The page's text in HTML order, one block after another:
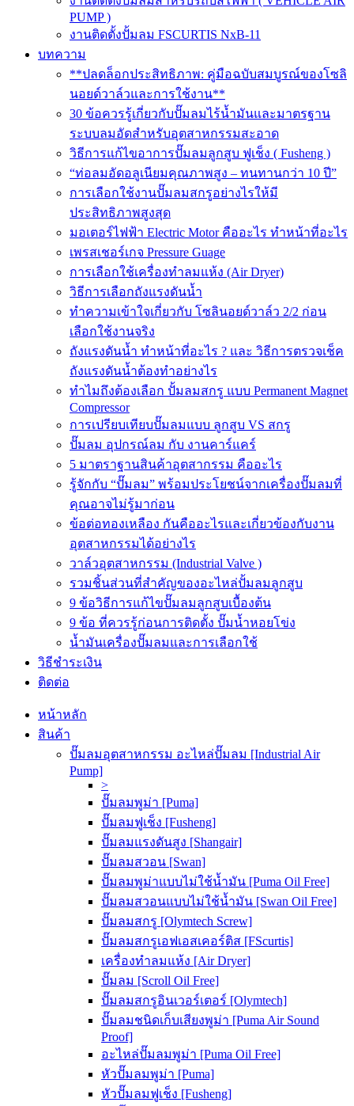
PUMP )
งานติดตั้งปั้มลม FSCURTIS NxB-11
บทความ
**ปลดล็อกประสิทธิภาพ: คู่มือฉบับสมบูรณ์ของโซลิ
นอยด์วาล์วและการใช้งาน**
30 ข้อควรรู้เกี่ยวกับปั๊มลมไร้น้ำมันและมาตรฐาน
ระบบลมอัดสำหรับอุตสาหกรรมสะอาด
วิธีการแก้ไขอาการปั๊มลมลูกสูบ ฟูเช็ง ( Fusheng )
“ท่อลมอัดอลูเนียมคุณภาพสูง – ทนทานกว่า 10 ปี”
การเลือกใช้งานปั๊มลมสกรูอย่างไรให้มี
ประสิทธิภาพสูงสุด
มอเตอร์ไฟฟ้า Electric Motor คืออะไร ทำหน้าที่อะไร
เพรสเชอร์เกจ Pressure Guage
การเลือกใช้เครื่องทำลมแห้ง (Air Dryer)
วิธีการเลือกถังแรงดันน้ำ
ทำความเข้าใจเกี่ยวกับ โซลินอยด์วาล์ว 2/2 ก่อน
เลือกใช้งานจริง
ถังแรงดันน้ำ ทำหน้าที่อะไร ? และ วิธีการตรวจเช็ค
ถังแรงดันน้ำต้องทำอย่างไร
ทำไมถึงต้องเลือก ปั้มลมสกรู แบบ Permanent Magnet
Compressor
การเปรียบเทียบปั๊มลมแบบ ลูกสูบ VS สกรู
ปั๊มลม อุปกรณ์ลม กับ งานคาร์แคร์
5 มาตราฐานสินค้าอุตสากรรม คืออะไร
รู้จักกับ “ปั๊มลม” พร้อมประโยชน์จากเครื่องปั๊มลมที่
คุณอาจไม่รู้มาก่อน
ข้อต่อทองเหลือง กันคืออะไรและเกี่ยวข้องกับงาน
อุตสาหกรรมได้อย่างไร
วาล์วอุตสาหกรรม (Industrial Valve )
รวมชิ้นส่วนที่สำคัญของอะไหล่ปั้มลมลูกสูบ
9 ข้อวิธีการแก้ไขปั๊มลมลูกสูบเบื้องต้น
9 ข้อ ที่ควรรู้ก่อนการติดตั้ง ปั๊มน้ำหอยโข่ง
น้ำมันเครื่องปั๊มลมและการเลือกใช้
วิธีชำระเงิน
ติดต่อ
หน้าหลัก
สินค้า
ปั๊มลมอุตสาหกรรม อะไหล่ปั๊มลม [Industrial Air
Pump]
>
ปั๊มลมพูม่า [Puma]
ปั๊มลมฟูเช็ง [Fusheng]
ปั๊มลมแรงดันสูง [Shangair]
ปั๊มลมสวอน [Swan]
ปั๊มลมพูม่าแบบไม่ใช้น้ำมัน [Puma Oil Free]
ปั๊มลมสวอนแบบไม่ใช้น้ำมัน [Swan Oil Free]
ปั๊มลมสกรู [Olymtech Screw]
ปั๊มลมสกรูเอฟเอสเคอร์ติส [FScurtis]
เครื่องทำลมแห้ง [Air Dryer]
ปั๊มลม [Scroll Oil Free]
ปั๊มลมสกรูอินเวอร์เตอร์ [Olymtech]
ปั๊มลมชนิดเก็บเสียงพูม่า [Puma Air Sound
Proof]
อะไหล่ปั๊มลมพูม่า [Puma Oil Free]
หัวปั๊มลมพูม่า [Puma]
หัวปั๊มลมฟูเช็ง [Fusheng]